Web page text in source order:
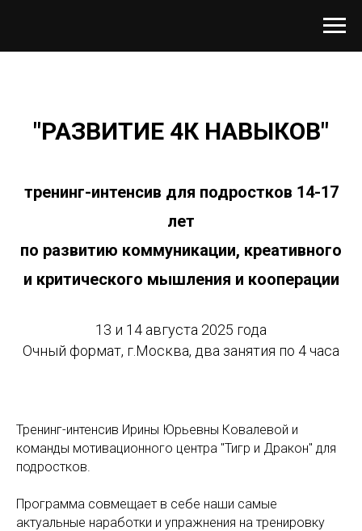
"РАЗВИТИЕ 4К НАВЫКОВ"
тренинг-интенсив для подростков 14-17
лет
по развитию коммуникации, креативного
и критического мышления и кооперации
13 и 14 августа 2025 года
Очный формат, г.Москва, два занятия по 4 часа
Тренинг-интенсив Ирины Юрьевны Ковалевой и
команды мотивационного центра "Тигр и Дракон" для
подростков.
Программа совмещает в себе наши самые
актуальные наработки и упражнения на тренировку